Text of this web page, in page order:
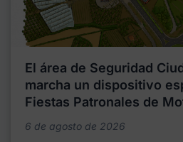
El área de Seguridad
marcha un dispositivo
Fiestas Patronales de
6 de agosto de 2026